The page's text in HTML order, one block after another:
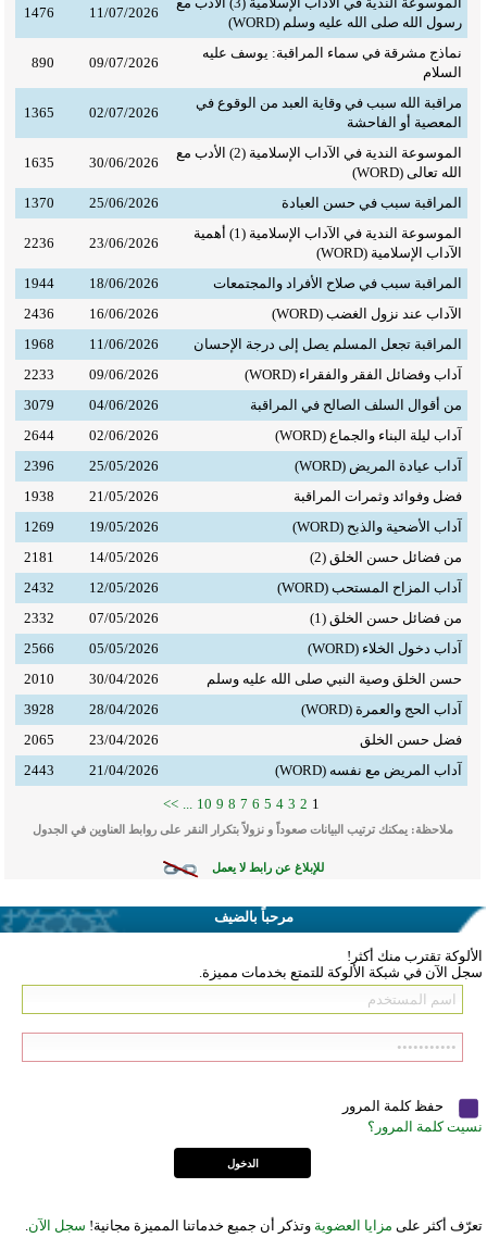
رسول الله صلى الله عليه وسلم (WORD)
11/07/2026
1476
نماذج مشرقة في سماء المراقبة: يوسف عليه
السلام
09/07/2026
890
مراقبة الله سبب في وقاية العبد من الوقوع في
المعصية أو الفاحشة
02/07/2026
1365
الموسوعة الندية في الآداب الإسلامية (2) الأدب مع
الله تعالى (WORD)
30/06/2026
1635
المراقبة سبب في حسن العبادة 25/06/2026
1370
الموسوعة الندية في الآداب الإسلامية (1) أهمية
الآداب الإسلامية (WORD)
23/06/2026
2236
المراقبة سبب في صلاح الأفراد والمجتمعات 18/06/2026
1944
الآداب عند نزول الغضب (WORD)
16/06/2026
2436
المراقبة تجعل المسلم يصل إلى درجة الإحسان
11/06/2026
1968
آداب وفضائل الفقر والفقراء (WORD)
09/06/2026
2233
من أقوال السلف الصالح في المراقبة
04/06/2026
3079
آداب ليلة البناء والجماع (WORD)
02/06/2026
2644
آداب عيادة المريض (WORD)
25/05/2026
2396
فضل وفوائد وثمرات المراقبة
21/05/2026
1938
آداب الأضحية والذبح (WORD)
19/05/2026
1269
من فضائل حسن الخلق (2)
14/05/2026
2181
آداب المزاح المستحب (WORD)
12/05/2026
2432
من فضائل حسن الخلق (1)
07/05/2026
2332
آداب دخول الخلاء (WORD)
05/05/2026
2566
حسن الخلق وصية النبي صلى الله عليه وسلم
30/04/2026
2010
آداب الحج والعمرة (WORD)
28/04/2026
3928
فضل حسن الخلق
23/04/2026
2065
آداب المريض مع نفسه (WORD)
21/04/2026
2443
1
2
3
4
5
6
7
8
9
10
...
>>
ملاحظة: يمكنك ترتيب البيانات صعوداً و نزولاً بتكرار النقر على روابط العناوين في الجدول
للإبلاغ عن رابط لا يعمل
مرحباً بالضيف
الألوكة تقترب منك أكثر!
سجل الآن في شبكة الألوكة للتمتع بخدمات مميزة.
حفظ كلمة المرور
نسيت كلمة المرور؟
تعرّف أكثر على مزايا العضوية وتذكر أن جميع خدماتنا المميزة مجانية! سجل الآن.